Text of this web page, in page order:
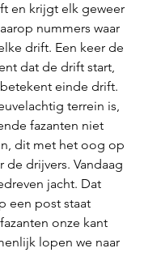
en krijgt elk geweer
nummers waar
drift. Een keer de
dat de drift start,
einde drift.
terrein is,
fazanten niet
dit met het oog op
drijvers. Vandaag
jacht. Dat
een post staat
onze kant
lopen we naar